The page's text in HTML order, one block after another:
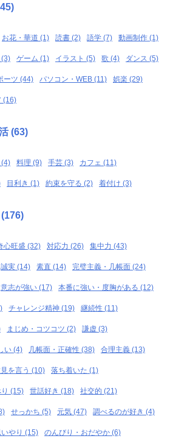
お花・華道 (1) 読書 (2) 語学 (7) 動画制作 (1)
(3) ゲーム (1) イラスト (5) 歌 (4) ダンス (5)
ーツ (44) パソコン・WEB (11) 娯楽 (29)
(16)
(63)
(4) 料理 (9) 手芸 (3) カフェ (11)
目利き (1) 約束を守る (2) 着付け (3)
心旺盛 (32) 対応力 (26) 集中力 (43)
誠実 (14) 素直 (14) 完璧主義・几帳面 (24)
意志が強い (17) 本番に強い・度胸がある (12)
チャレンジ精神 (19) 継続性 (11)
まじめ・コツコツ (2) 謙虚 (3)
い (4) 几帳面・正確性 (38) 合理主義 (13)
を言う (10) 落ち着いた (1)
(15) 世話好き (18) 社交的 (21)
せっかち (5) 元気 (47) 調べるのが好き (4)
やり (15) のんびり・おだやか (6)